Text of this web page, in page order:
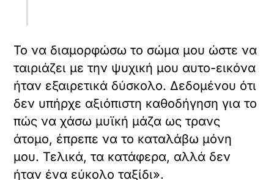
Το να διαμορφώσω το σώμα μου ώστε να
ταιριάζει με την ψυχική μου αυτο-εικόνα
ήταν εξαιρετικά δύσκολο. Δεδομένου ότι
δεν υπήρχε αξιόπιστη καθοδήγηση για το
πώς να χάσω μυϊκή μάζα ως τρανς
άτομο, έπρεπε να το καταλάβω μόνη
μου. Τελικά, τα κατάφερα, αλλά δεν
ήταν ένα εύκολο ταξίδι».